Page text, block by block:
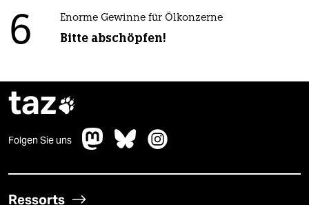
6 Enorme Gewinne für Ölkonzerne
Bitte abschöpfen!
taz
Folgen Sie uns
Ressorts